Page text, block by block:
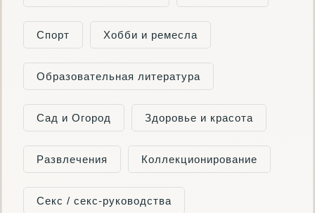
Спорт Хобби и ремесла
Образовательная литература
Сад и Огород Здоровье и красота
Развлечения Коллекционирование
Секс / секс-руководства